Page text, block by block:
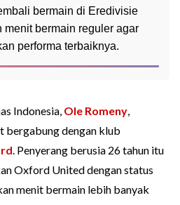
bermain di Eredivisie
menit bermain reguler agar
performa terbaiknya.
Indonesia, Ole Romeny,
bergabung dengan klub
. Penyerang berusia 26 tahun itu
Oxford United dengan status
menit bermain lebih banyak